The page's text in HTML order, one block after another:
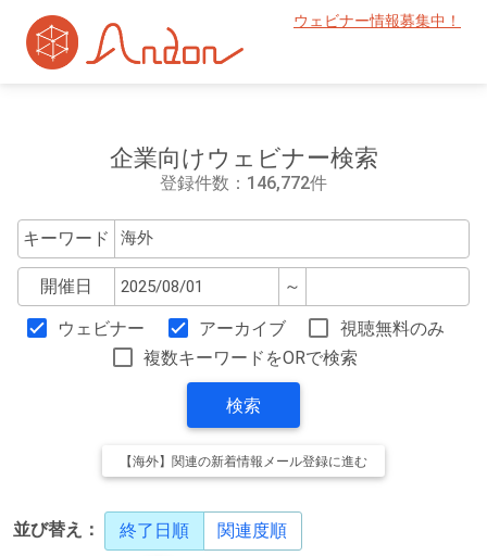
ウェビナー情報募集中！
企業向けウェビナー検索
登録件数：146,772件
キーワード
開催日 ～
ウェビナー アーカイブ
視聴無料のみ
複数キーワードをORで検索
検索
【海外】関連の新着情報メール登録に進む
並び替え： 終了日順 関連度順